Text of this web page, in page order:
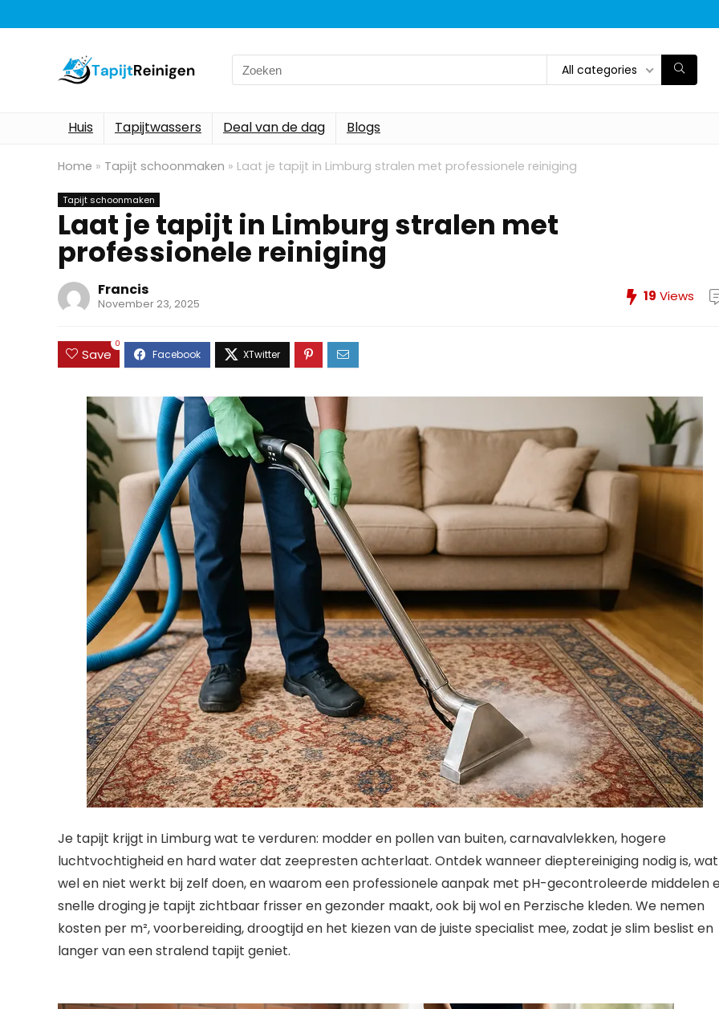
Search
for:
All categories
Huis Tapijtwassers Deal van de dag Blogs
Home » Tapijt schoonmaken » Laat je tapijt in Limburg stralen met professionele reiniging
Tapijt schoonmaken
Laat je tapijt in Limburg stralen met
professionele reiniging
Francis
November 23, 2025 19 Views
Save
0
Je tapijt krijgt in Limburg wat te verduren: modder en pollen van buiten, carnavalvlekken, hogere
luchtvochtigheid en hard water dat zeepresten achterlaat. Ontdek wanneer dieptereiniging nodig is, wat
wel en niet werkt bij zelf doen, en waarom een professionele aanpak met pH-gecontroleerde middelen
snelle droging je tapijt zichtbaar frisser en gezonder maakt, ook bij wol en Perzische kleden. We nemen
kosten per m², voorbereiding, droogtijd en het kiezen van de juiste specialist mee, zodat je slim beslist en
langer van een stralend tapijt geniet.